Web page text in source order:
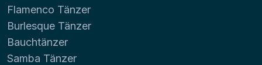
Flamenco Tänzer
Burlesque Tänzer
Bauchtänzer
Samba Tänzer